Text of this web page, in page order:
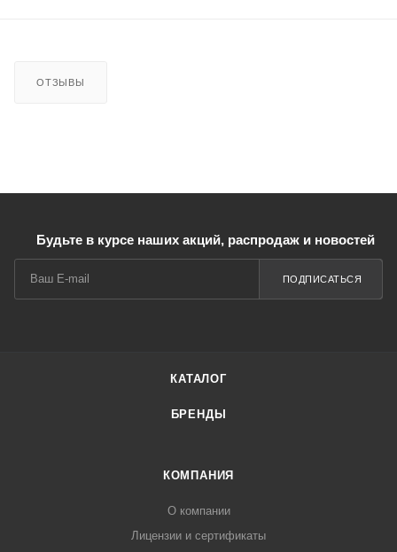
ОТЗЫВЫ
Будьте в курсе наших акций, распродаж и новостей
ПОДПИСАТЬСЯ
КАТАЛОГ
БРЕНДЫ
КОМПАНИЯ
О компании
Лицензии и сертификаты